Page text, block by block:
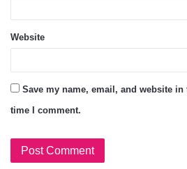
Website
Save my name, email, and website
time I comment.